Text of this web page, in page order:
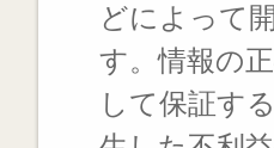
どによって
す。情報の
して保証す